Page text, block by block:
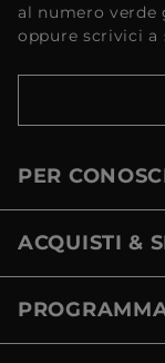
al numero verde
oppure scrivici a
PER
ACQUISTI &